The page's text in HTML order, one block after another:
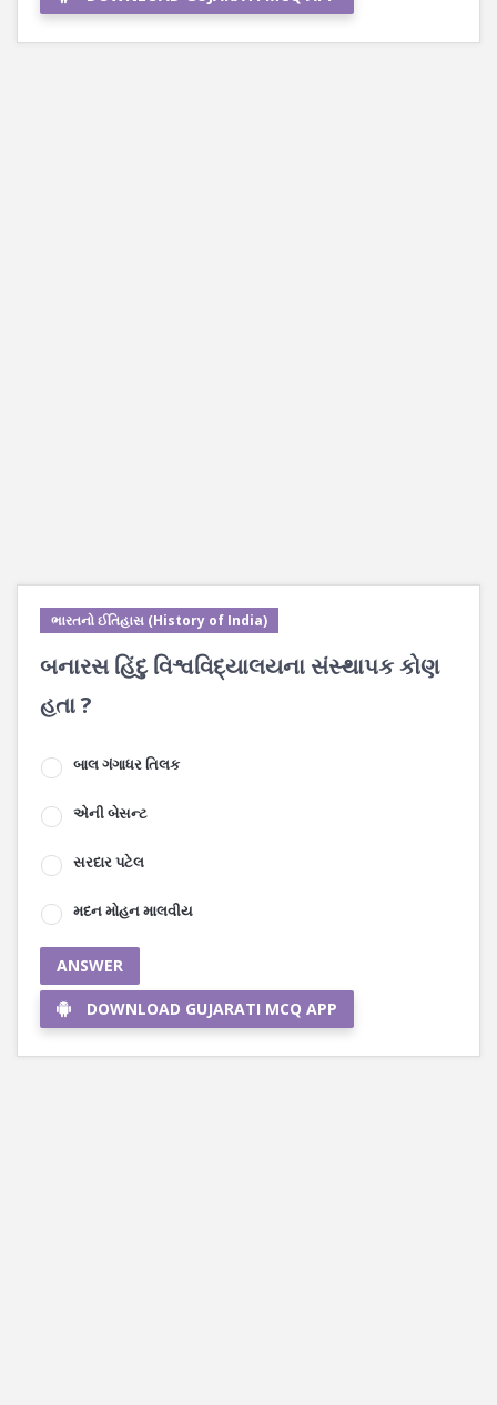
ભારતનો ઈતિહાસ (History of India)
બનારસ હિંદુ વિશ્વવિદ્યાલયના સંસ્થાપક કોણ
હતા ?
બાલ ગંગાધર તિલક
એની બેસન્ટ
સરદાર પટેલ
મદન મોહન માલવીય
ANSWER
DOWNLOAD GUJARATI MCQ APP